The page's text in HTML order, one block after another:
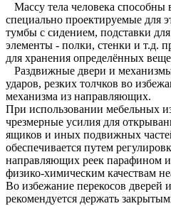
Массу тела человека способны
специально проектируемые для
тумбы с сидением, подставки
элементы - полки, стенки и т.д.
для хранения определённых
Раздвижные двери и механизмы
ударов, резких толчков во
механизма из направляющих.
При использовании мебельных
чрезмерные усилия для
ящиков и иных подвижных
обеспечивается путем
направляющих реек парафином
физико-химическим качествам
Во избежание перекосов дверей
рекомендуется держать